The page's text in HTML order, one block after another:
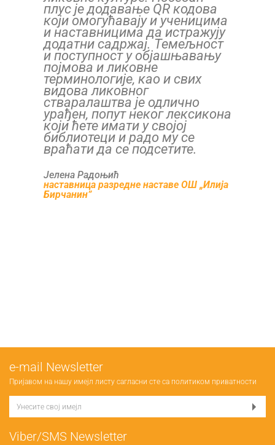
плус је додавање QR кодова
који омогућавају и ученицима
и наставницима да истражују
додатни садржај. Темељност
и поступност у објашњавању
појмова и ликовне
терминологије, као и свих
видова ликовног
стваралаштва је одлично
урађен, попут неког лексикона
који ћете имати у својој
библиотеци и радо му се
враћати да се подсетите.
Јелена Радоњић
наставница разредне наставе ОШ „Илија
Бирчанин”
е-mail Newsletter
Пријавом на нашу имејл листу сагласни сте са политиком приватности
Viber/SMS Newsletter